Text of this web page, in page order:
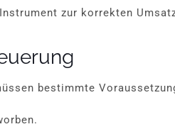
zur korrekten
bestimmte